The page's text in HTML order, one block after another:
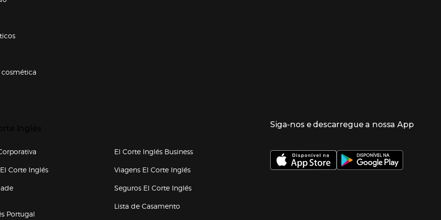
Corte Inglés(abre en nueva ventana)
Portugal
El Corte Inglés Business
Viagens El Corte Inglés(abre en nueva ventana)
Seguros El Corte Inglés(abre en nueva ventana)
Lista de Casamento
Siga-nos e descarregue a nossa App